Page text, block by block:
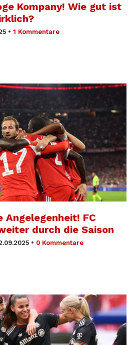
Kompany! Wie gut ist
• 1 Kommentare
Angelegenheit! FC
durch die Saison
• 0 Kommentare